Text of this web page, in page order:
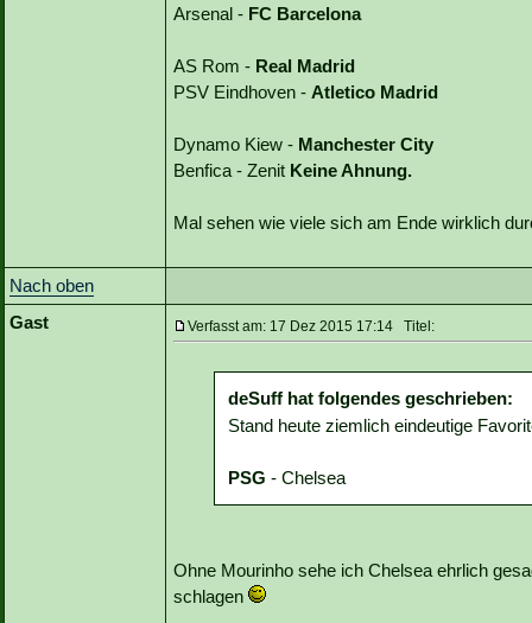
Arsenal - FC Barcelona
AS Rom - Real Madrid
PSV Eindhoven - Atletico Madrid
Dynamo Kiew - Manchester City
Benfica - Zenit Keine Ahnung.
Mal sehen wie viele sich am Ende wirklich
Nach oben
Gast
Verfasst am: 17 Dez 2015 17:14 Titel:
deSuff hat folgendes geschrieben:
Stand heute ziemlich eindeutige
PSG - Chelsea
Ohne Mourinho sehe ich Chelsea ehrlich
schlagen